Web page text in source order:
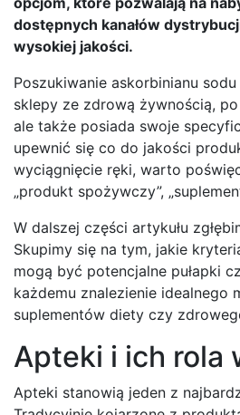
dostępnych kanałów
wysokiej jakości.
Poszukiwanie askorbinianu
sklepy ze zdrową żywnością,
ale także posiada swoje
upewnić się co do jakości
wyciągnięcie ręki, warto
„produkt spożywczy”,
W dalszej części artykułu
Skupimy się na tym, jakie
mogą być potencjalne pułapki
każdemu znalezienie idealnego
suplementów diety czy
Apteki i ich rola
Apteki stanowią jeden z